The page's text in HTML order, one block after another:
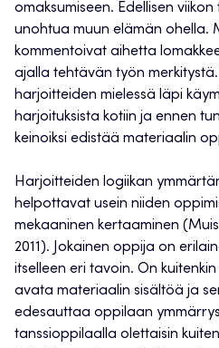
omaksumiseen. Edellisen
unohtua muun elämän ohella.
kommentoivat aihetta
ajalla tehtävän työn merkitystä.
harjoitteiden mielessä läpi
harjoituksista kotiin ja ennen
keinoiksi edistää materiaalin
Harjoitteiden logiikan
helpottavat usein niiden
mekaaninen kertaaminen
2011). Jokainen oppija on
itselleen eri tavoin. On
avata materiaalin sisältöä ja
edesauttaa oppilaan
tanssioppilaalla olettaisin